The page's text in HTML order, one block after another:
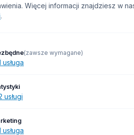
0@ (0%)0tel. (0%)
baza firm z 648484 przedsiębiorstw.
POBRANIE
0 tok.
według branż
Więcej informacji znajdziesz w
.
(zawsze wymagane)
usługa
usługi
usługa